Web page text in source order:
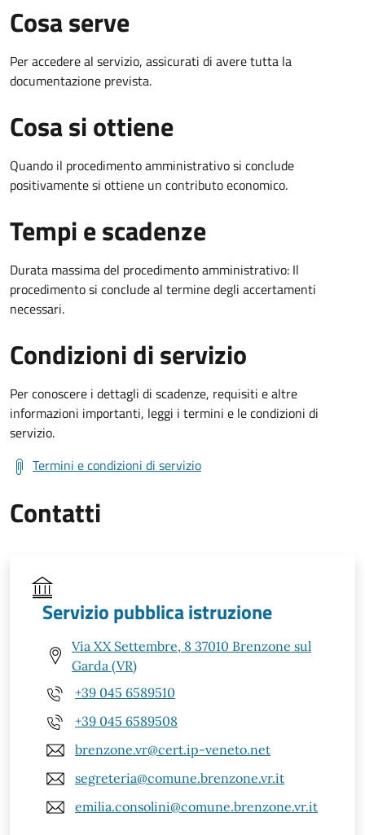
Cosa serve
Per accedere al servizio, assicurati di avere tutta la
documentazione prevista.
Cosa si ottiene
Quando il procedimento amministrativo si conclude
positivamente si ottiene un contributo economico.
Tempi e scadenze
Durata massima del procedimento amministrativo: Il
procedimento si conclude al termine degli accertamenti
necessari.
Condizioni di servizio
Per conoscere i dettagli di scadenze, requisiti e altre
informazioni importanti, leggi i termini e le condizioni di
servizio.
Termini e condizioni di servizio
Contatti
Servizio pubblica istruzione
Via XX Settembre, 8 37010 Brenzone sul
Garda (VR)
+39 045 6589510
+39 045 6589508
brenzone.vr@cert.ip-veneto.net
segreteria@comune.brenzone.vr.it
emilia.consolini@comune.brenzone.vr.it